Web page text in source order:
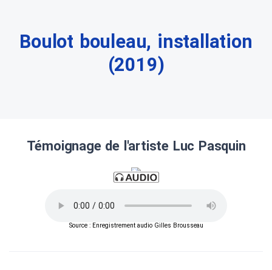
Boulot bouleau, installation
(2019)
Témoignage de l'artiste Luc Pasquin
Source : Enregistrement audio Gilles Brousseau